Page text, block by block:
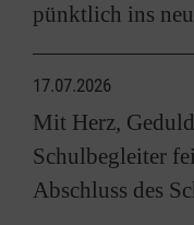
pünktlich ins
17.07.2026
Mit Herz,
Schulbegleiter
Abschluss des